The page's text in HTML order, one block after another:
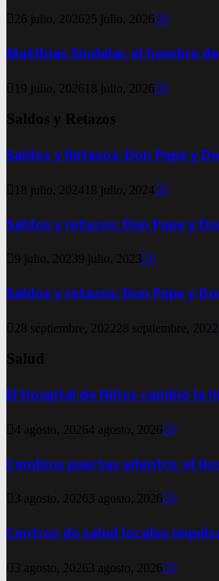
26 julio, 2026 25 julio, 2026 0
Matthias Sindelar, el hombre
19 julio, 2026 18 julio, 2026 0
Saldos y Retazos
Saldos y Retazos: Don Pepe y
18 julio, 2024 18 julio, 2024 0
Saldos y retazos: Don Pepe y
9 julio, 20239 julio, 2023 0
Saldos y retazos: Don Pepe y
28 septiembre, 2022 28 septiembre, 2022
Salud
El Hospital de Niños cambió la
4 agosto, 20264 agosto, 2026 0
Cambios puertas adentro: el
3 agosto, 2026 3 agosto, 2026 0
Centros de salud locales
3 agosto, 2026 3 agosto, 2026 0